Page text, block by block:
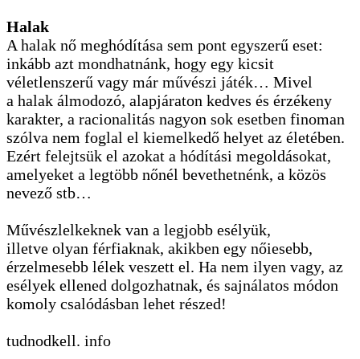
Halak
A halak nő meghódítása sem pont egyszerű eset:
inkább azt mondhatnánk, hogy egy kicsit
véletlenszerű vagy már művészi játék… Mivel
a halak álmodozó, alapjáraton kedves és érzékeny
karakter, a racionalitás nagyon sok esetben finoman
szólva nem foglal el kiemelkedő helyet az életében.
Ezért felejtsük el azokat a hódítási megoldásokat,
amelyeket a legtöbb nőnél bevethetnénk, a közös
nevező stb…
Művészlelkeknek van a legjobb esélyük,
illetve olyan férfiaknak, akikben egy nőiesebb,
érzelmesebb lélek veszett el. Ha nem ilyen vagy, az
esélyek ellened dolgozhatnak, és sajnálatos módon
komoly csalódásban lehet részed!
tudnodkell. info